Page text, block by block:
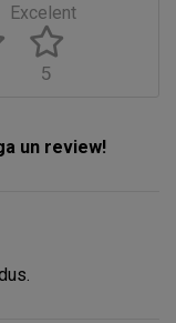
Excelent
5
un review!